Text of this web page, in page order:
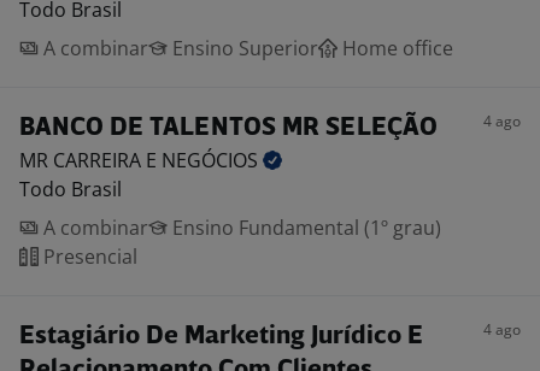
Todo Brasil
A combinar
Ensino Superior Home office
BANCO DE TALENTOS MR SELEÇÃO 4 ago
MR CARREIRA E NEGÓCIOS
Todo Brasil
A combinar
Ensino Fundamental (1º grau)
Presencial
Estagiário De Marketing Jurídico E
4 ago